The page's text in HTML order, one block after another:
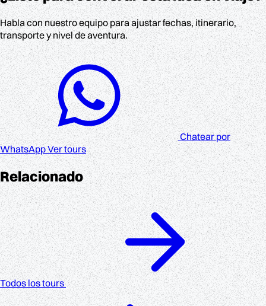
Habla con nuestro equipo para ajustar fechas, itinerario,
transporte y nivel de aventura.
Chatear por
WhatsAppVer tours
Relacionado
Todos los tours